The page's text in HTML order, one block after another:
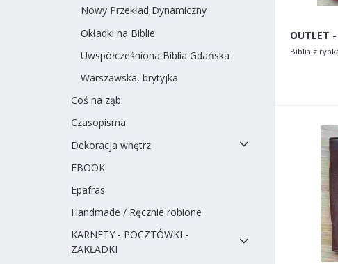
Nowy Przekład Dynamiczny
Okładki na Biblie
Uwspółcześniona Biblia Gdańska
Warszawska, brytyjka
Coś na ząb
Czasopisma
Dekoracja wnętrz
EBOOK
Epafras
Handmade / Ręcznie robione
KARNETY - POCZTÓWKI -
ZAKŁADKI
Biblia z